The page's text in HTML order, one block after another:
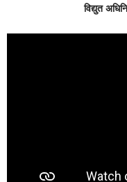
विद्युत